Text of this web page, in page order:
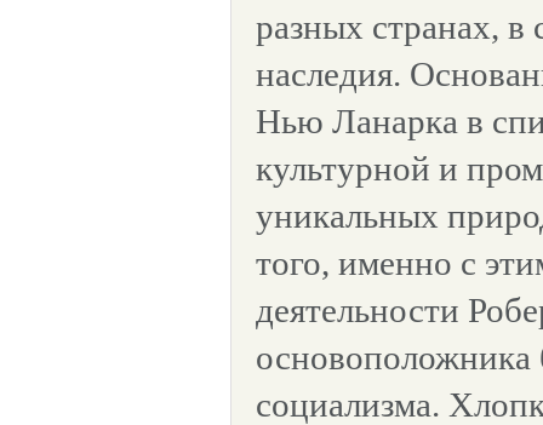
разных странах, в
наследия.
Нью Ланарка в
культурной и
уникальных
того, именно с
деятельности
основоположника
социализма.